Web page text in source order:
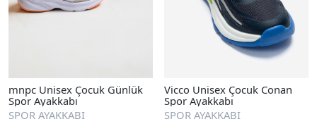
mnpc Unisex Çocuk Günlük
Spor Ayakkabı
SPOR AYAKKABI
Vicco Unisex Çocuk Conan
Spor Ayakkabı
SPOR AYAKKABI